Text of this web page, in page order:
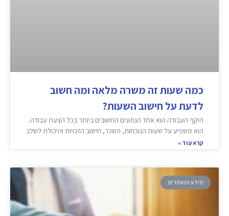
כמה שעות זה משרה מלאה ומה חשוב
לדעת על חישוב השעות?
היקף העבודה הוא אחד הנתונים החשובים ביותר בכל הצעת עבודה.
הוא משפיע על שעות הנוכחות, השכר, חישוב הזכויות והיכולת לשלב
קרא עוד »
מידע ומאמרים